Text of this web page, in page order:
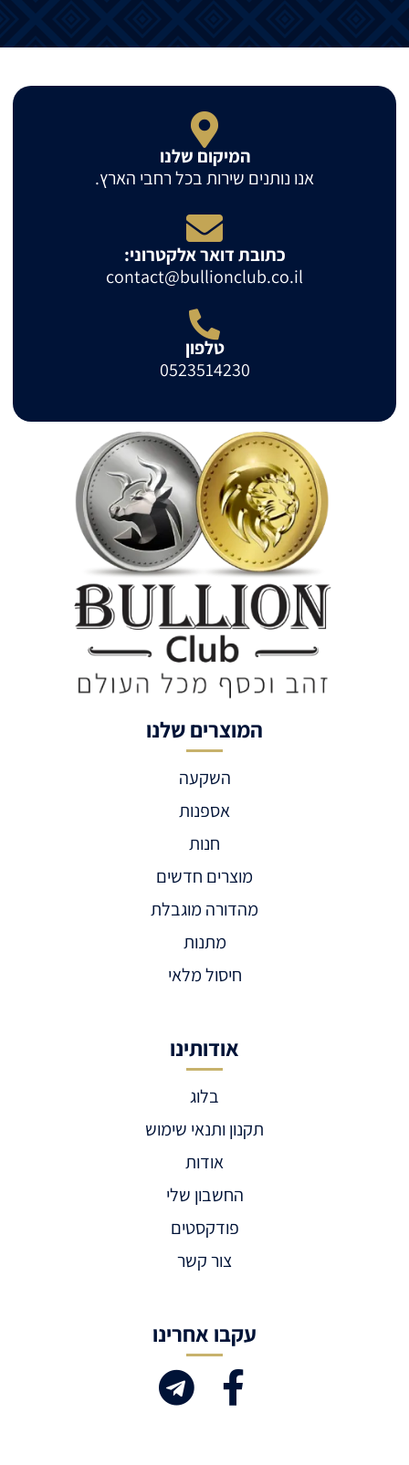
המיקום שלנו
אנו נותנים שירות בכל רחבי הארץ.
כתובת דואר אלקטרוני:
contact@bullionclub.co.il
טלפון
0523514230
המוצרים שלנו
השקעה
אספנות
חנות
מוצרים חדשים
מהדורה מוגבלת
מתנות
חיסול מלאי
אודותינו
בלוג
תקנון ותנאי שימוש
אודות
החשבון שלי
פודקסטים
צור קשר
עקבו אחרינו